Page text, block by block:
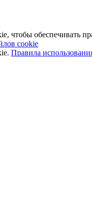
чтобы обеспечивать
cookie
Правила